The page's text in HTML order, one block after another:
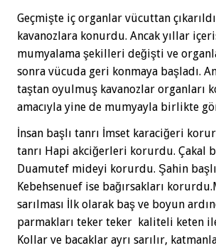
Geçmişte iç organlar vücuttan
kavanozlara konurdu. Ancak yıllar
mumyalama şekilleri değişti ve
sonra vücuda geri konmaya başladı.
taştan oyulmuş kavanozlar organları
amacıyla yine de mumyayla birlikte
İnsan başlı tanrı İmset karaciğeri
tanrı Hapi akciğerleri korurdu. Çakal
Duamutef mideyi korurdu. Şahin
Kebehsenuef ise bağırsakları
sarılması İlk olarak baş ve boyun
parmakları teker teker kaliteli keten
Kollar ve bacaklar ayrı sarılır,